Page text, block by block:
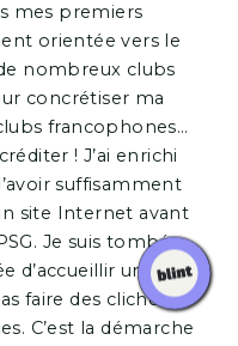
mes premiers
orientée vers le
nombreux clubs
concrétiser ma
francophones…
! J’ai enrichi
suffisamment
site Internet avant
Je suis tombée
d’accueillir une
faire des clichés
C’est la démarche